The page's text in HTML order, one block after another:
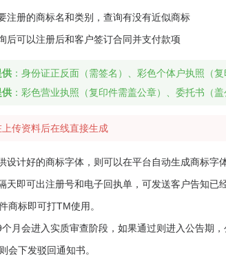
注册的商标名和类别，查询有没有近似商标
后可以注册后和客户签订合同并支付款项
供 ：身份证正反面（需签名）、彩色个体户执照（
供 ：彩色营业执照（复印件需盖公章）、委托书（盖
传资料后在线直接生成
设计好的商标字体，则可以在平台自动生成商标字
天即可出注册号和电子回执单，可发送客户告知
商标即可打TM使用。
月会进入实质审查阶段，如果通过则进入公告期
会下发驳回通知书。